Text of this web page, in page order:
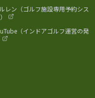
レン（ゴルフ施設専用予約シス
（インドアゴルフ運営の発